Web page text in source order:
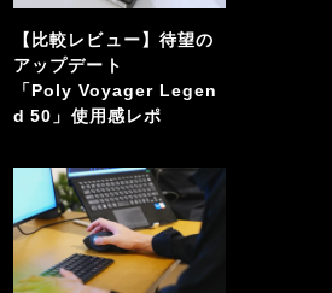
【比較レビュー】待望の
アップデート
「Poly Voyager Legen
d 50」使用感レポ